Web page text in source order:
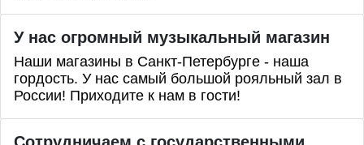
У нас огромный музыкальный магазин
Наши магазины в Санкт-Петербурге - наша
гордость. У нас самый большой рояльный зал в
России! Приходите к нам в гости!